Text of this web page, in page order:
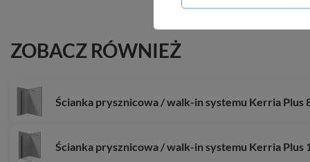
ZOBACZ RÓWNIEŻ
Ścianka prysznicowa / walk-in systemu Kerria Plus
Ścianka prysznicowa / walk-in systemu Kerria Plus